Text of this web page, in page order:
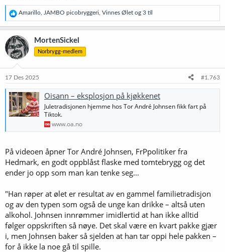
R
e
a
k
s
j
o
e
:
Amarillo JAMBO picobryggeri Vinnes Ølet og 3 til
MortenSickel
Norbrygg-medlem
17 Des 2025 #1.763
Oisann – eksplosjon på kjøkkenet
Juletradisjonen hjemme hos Tor André Johnsen fikk fart på
Tiktok.
www.oa.no
På videoen åpner Tor André Johnsen, FrPpolitiker fra
Hedmark, en godt oppblåst flaske med tomtebrygg og det
ender jo opp som man kan tenke seg...
"Han røper at ølet er resultat av en gammel familietradisjon
og av den typen som også de unge kan drikke – altså uten
alkohol. Johnsen innrømmer imidlertid at han ikke alltid
følger oppskriften så nøye. Det skal være en kvart pakke gjær
i, men Johnsen baker så sjelden at han tar oppi hele pakken –
for å ikke la noe gå til spille.